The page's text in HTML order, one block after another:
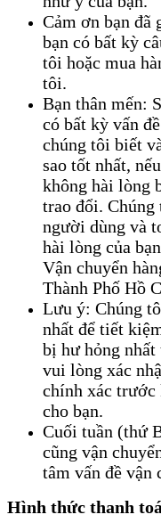
Cảm ơn bạn đã
bạn có bất kỳ
tôi hoặc mua
tôi.
Bạn thân mến:
có bất kỳ vấn
chúng tôi biết
sao tốt nhất,
không hài lòng
trao đổi. Chúng
người dùng và
hài lòng của
Vận chuyển
Thành Phố Hồ
Lưu ý: Chúng
nhất để tiết
bị hư hỏng
vui lòng xác
chính xác trước
cho bạn.
Cuối tuần (thứ
cũng vận
tâm vấn đề vận
Hình thức thanh